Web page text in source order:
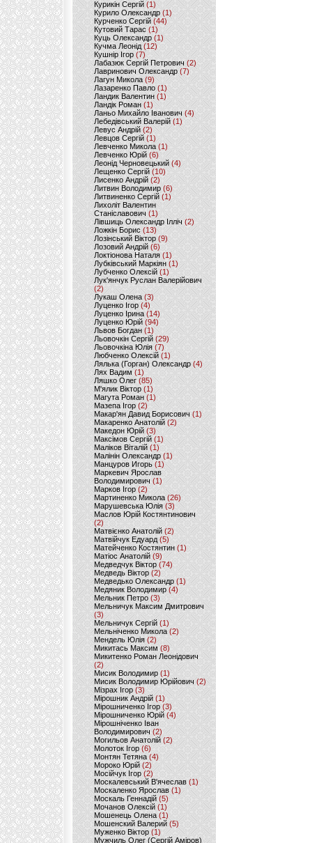
Курикін Сергій(1)
Курило Олександр (1)
Курченко Сергій (44)
Кутовий Тарас (1)
Куць Олександр (1)
Кучма Леонід (12)
Кушнір Ігор(7)
Лабазюк Сергій Петрович (2)
Лавринович Олександр(7)
Лагун Микола(9)
Лазаренко Павло (1)
Ландик Валентин (1)
Ландік Роман (1)
Ланьо Михайло Іванович(4)
Лебедівський Валерій(1)
Левус Андрій(2)
Левцов Сергій (1)
Левченко Микола (1)
Левченко Юрій (6)
Леонід Черновецький (4)
Лещенко Сергій (10)
Лисенко Андрій (2)
Литвин Володимир (6)
Литвиненко Сергій (1)
Лихоліт Валентин
Станіславович (1)
Лівшиць Олександр Ілліч (2)
Ложкін Борис(13)
Лозінський Віктор(9)
Лозовий Андрій (6)
Локтіонова Наталя (1)
Лубківський Маркіян(1)
Лубченко Олексій (1)
Лук'янчук Руслан Валерійович
(2)
Лукаш Олена (3)
Луценко Ігор (4)
Луценко Ірина (14)
Луценко Юрій (94)
Львов Богдан (1)
Льовочкін Сергій (29)
Льовочкіна Юлія(7)
Любченко Олексій(1)
Лялька (Горган) Олександр(4)
Лях Вадим (1)
Ляшко Олег (85)
М'ялик Віктор(1)
Магута Роман(1)
Мазепа Ігор (2)
Макар'ян Давид Борисович(1)
Макаренко Анатолій (2)
Македон Юрій(3)
Максімов Сергій (1)
Маліков Віталій (1)
Малінін Олександр (1)
Манцуров Игорь (1)
Маркевич Ярослав
Володимирович (1)
Марков Ігор (2)
Мартиненко Микола (26)
Марушевська Юлія (3)
Маслов Юрій Костянтинович
(2)
Матвієнко Анатолій (2)
Матвійчук Едуард(5)
Матейченко Костянтин (1)
Матіос Анатолій (9)
Медведчук Віктор(74)
Медведь Віктор (2)
Медведько Олександр (1)
Медяник Володимир(4)
Мельник Петро (3)
Мельничук Максим Дмитрович
(3)
Мельничук Сергій (1)
Мельніченко Микола (2)
Мендель Юлія (2)
Микитась Максим (8)
Микитенко Роман Леонідович
(2)
Мисик Володимир (1)
Мисик Володимир Юрійович(2)
Мізрах Ігор(3)
Мірошник Андрій(1)
Мірошниченко Ігор (3)
Мірошниченко Юрій(4)
Мірошніченко Іван
Володимирович (2)
Могильов Анатолій (2)
Молоток Ігор (6)
Монтян Тетяна (4)
Мороко Юрій(2)
Мосійчук Ігор (2)
Москалевський В'ячеслав (1)
Москаленко Ярослав (1)
Москаль Геннадій (5)
Мочанов Олексій(1)
Мошенець Олена(1)
Мошенский Валерий (5)
Муженко Віктор (1)
Мужчиль Олег (Сергій Аміров)